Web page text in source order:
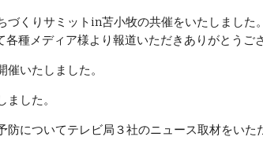
づくりサミットin苫小牧の共催をいたしまし
種メディア様より報道いただきありがとうご
いたしました。
した。
についてテレビ局３社のニュース取材をいた